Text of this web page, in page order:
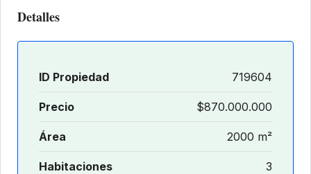
Detalles
ID Propiedad 719604
Precio $870.000.000
Área 2000 m²
Habitaciones 3